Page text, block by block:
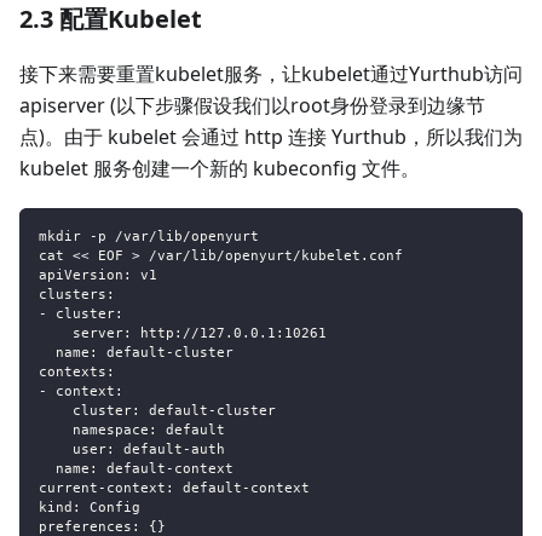
2.3 配置Kubelet
接下来需要重置kubelet服务，让kubelet通过Yurthub访问
apiserver (以下步骤假设我们以root身份登录到边缘节
点)。由于 kubelet 会通过 http 连接 Yurthub，所以我们为
kubelet 服务创建一个新的 kubeconfig 文件。
mkdir -p /var/lib/openyurt
cat << EOF > /var/lib/openyurt/kubelet.conf
apiVersion: v1
clusters:
- cluster:
    server: http://127.0.0.1:10261
  name: default-cluster
contexts:
- context:
    cluster: default-cluster
    namespace: default
    user: default-auth
  name: default-context
current-context: default-context
kind: Config
preferences: {}